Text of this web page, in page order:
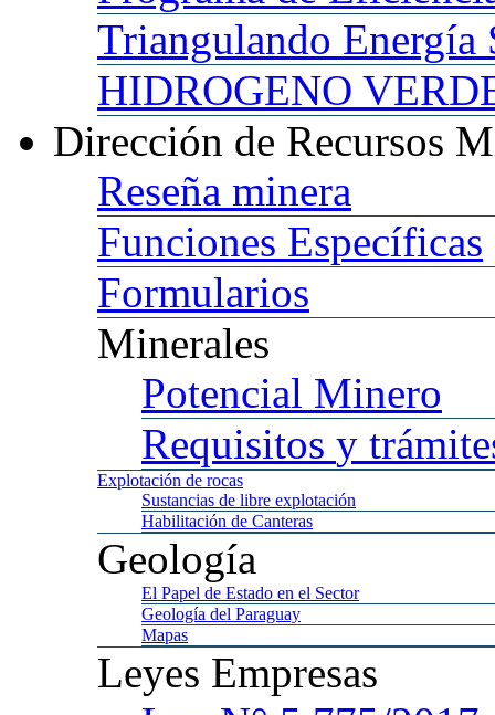
Triangulando Energía
HIDROGENO
Dirección de Recursos
Reseña minera
Funciones Específicas
Formularios
Minerales
Potencial Minero
Requisitos y
Explotación de rocas
Sustancias de libre explotación
Habilitación de Canteras
Geología
El Papel de Estado en el Sector
Geología del Paraguay
Mapas
Leyes Empresas